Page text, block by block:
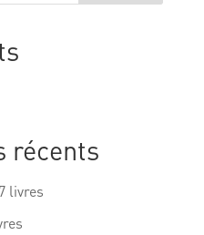
récents
livres